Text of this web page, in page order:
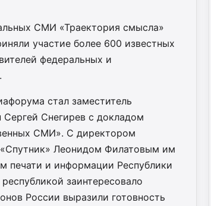
СМИ «Траектория смысла»
участие более 600 известных
федеральных и
стал заместитель
Снегирев с докладом
СМИ». С директором
«Спутник» Леонидом Филатовым им
печати и информации Республики
заинтересовало
России выразили готовность